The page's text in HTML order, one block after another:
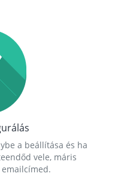
a beállítása és ha
vele, máris